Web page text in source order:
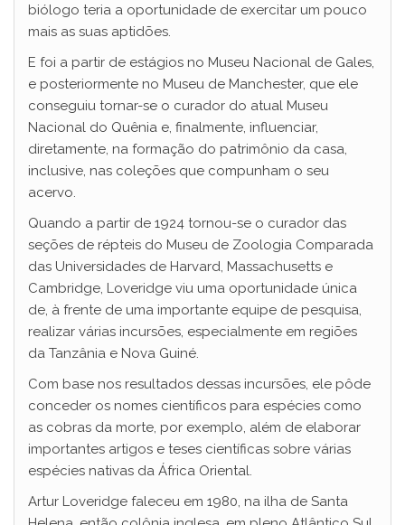
biólogo teria a oportunidade de exercitar um pouco
mais as suas aptidões.
E foi a partir de estágios no Museu Nacional de Gales,
e posteriormente no Museu de Manchester, que ele
conseguiu tornar-se o curador do atual Museu
Nacional do Quênia e, finalmente, influenciar,
diretamente, na formação do patrimônio da casa,
inclusive, nas coleções que compunham o seu
acervo.
Quando a partir de 1924 tornou-se o curador das
seções de répteis do Museu de Zoologia Comparada
das Universidades de Harvard, Massachusetts e
Cambridge, Loveridge viu uma oportunidade única
de, à frente de uma importante equipe de pesquisa,
realizar várias incursões, especialmente em regiões
da Tanzânia e Nova Guiné.
Com base nos resultados dessas incursões, ele pôde
conceder os nomes científicos para espécies como
as cobras da morte, por exemplo, além de elaborar
importantes artigos e teses científicas sobre várias
espécies nativas da África Oriental.
Artur Loveridge faleceu em 1980, na ilha de Santa